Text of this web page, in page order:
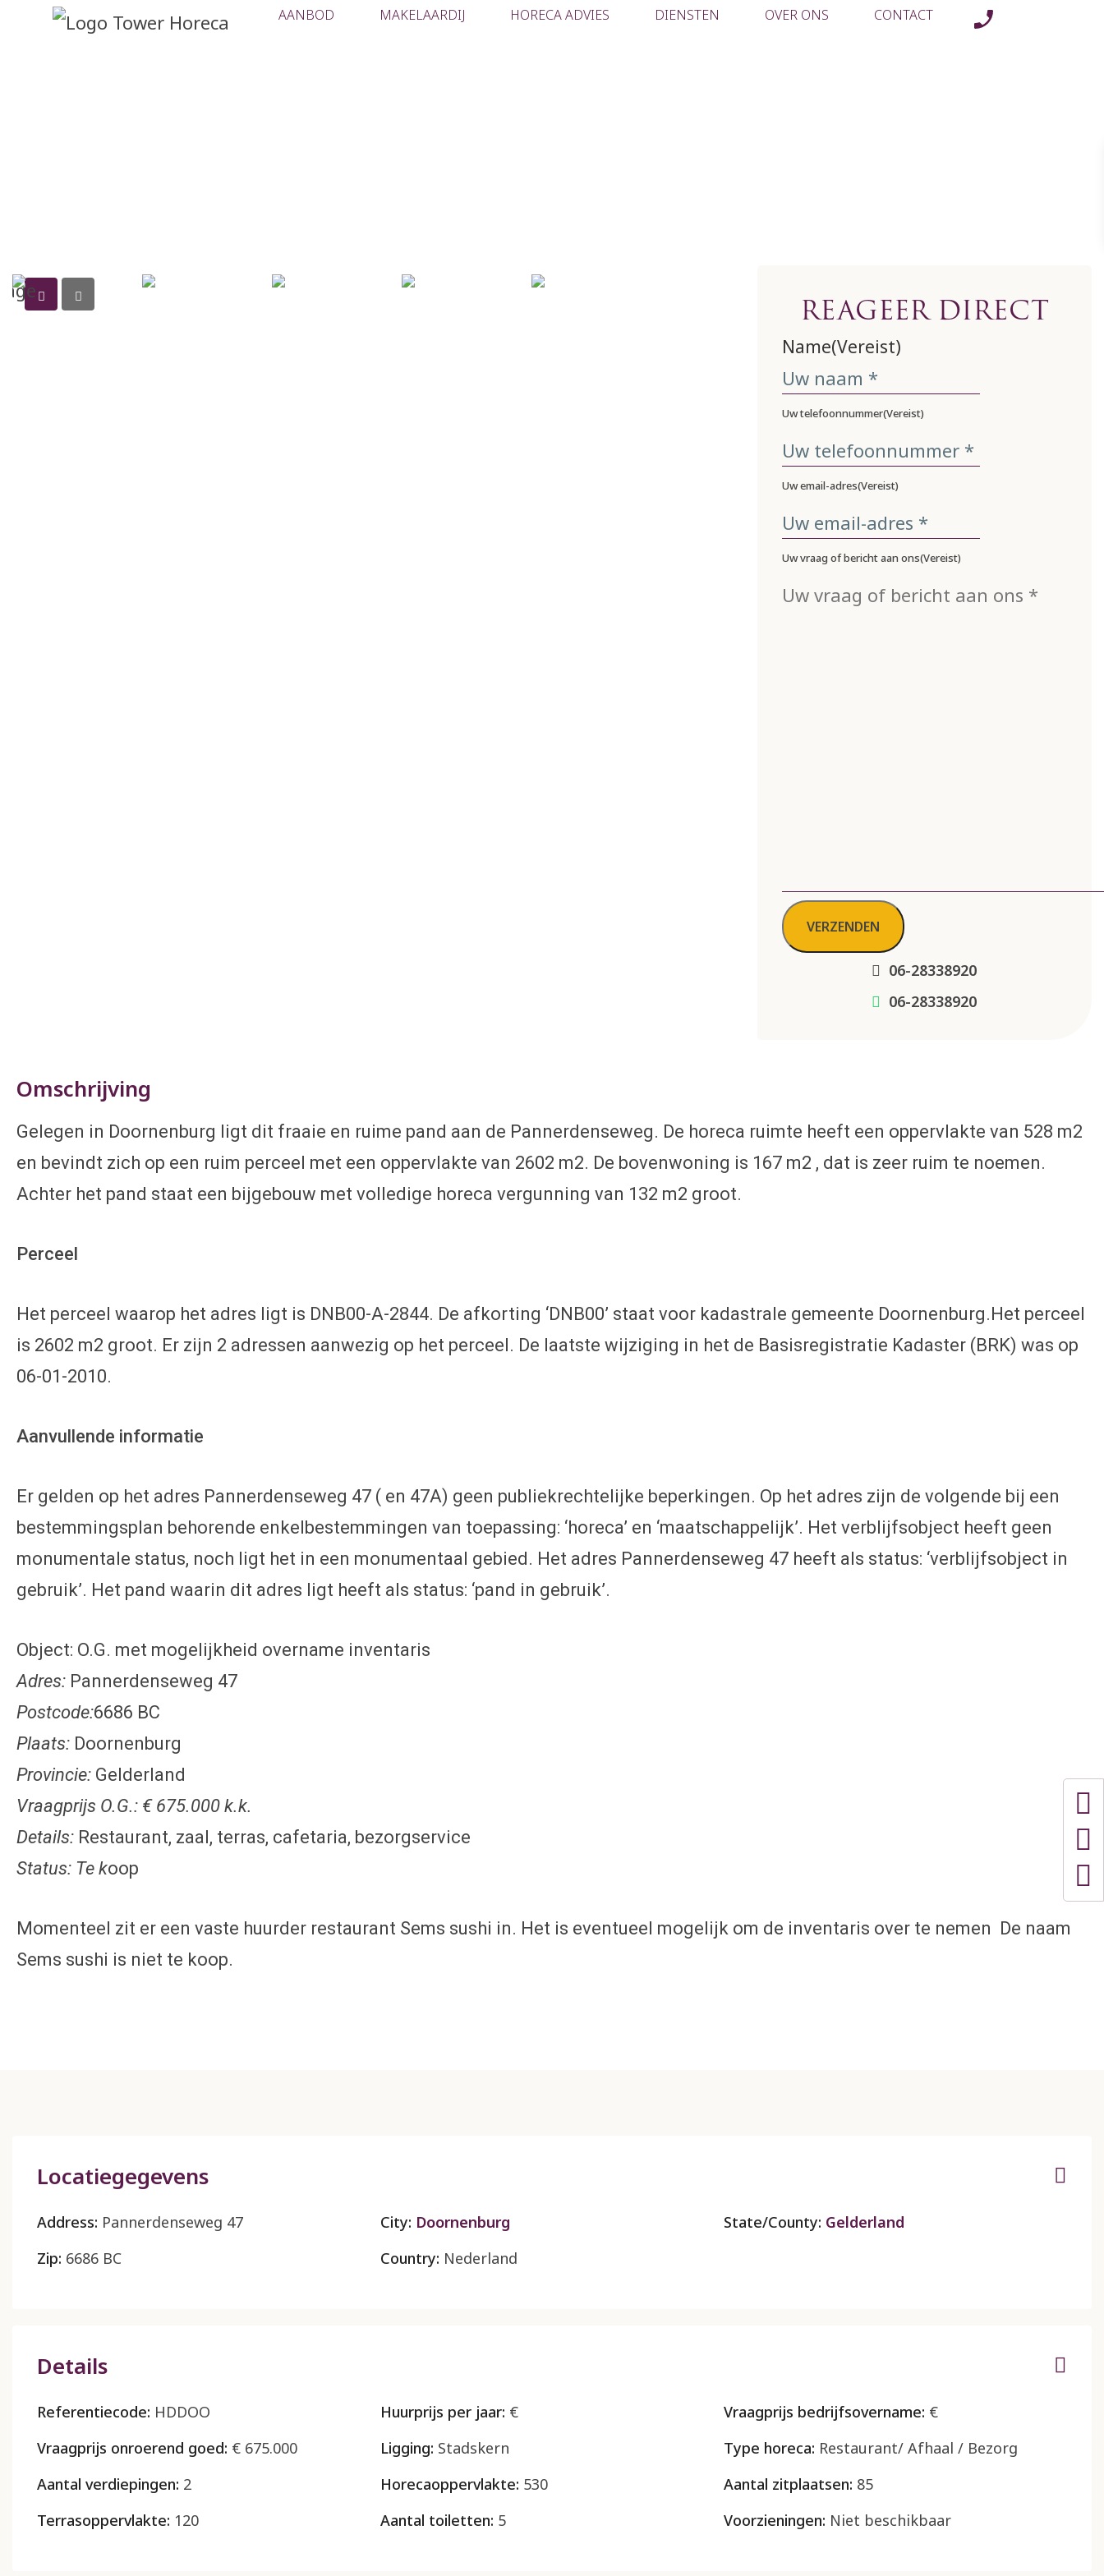
AANBOD MAKELAARDIJ HORECA ADVIES DIENSTEN OVER ONS CONTACT
REAGEER DIRECT
Name(Vereist)
Uw telefoonnummer(Vereist)
Uw email-adres(Vereist)
Uw vraag of bericht aan ons(Vereist)
VERZENDEN
06-28338920
06-28338920
Omschrijving
Gelegen in Doornenburg ligt dit fraaie en ruime pand aan de Pannerdenseweg. De horeca ruimte heeft een oppervlakte van 528 m2
en bevindt zich op een ruim perceel met een oppervlakte van 2602 m2. De bovenwoning is 167 m2 , dat is zeer ruim te noemen.
Achter het pand staat een bijgebouw met volledige horeca vergunning van 132 m2 groot.
Perceel
Het perceel waarop het adres ligt is DNB00-A-2844. De afkorting ‘DNB00’ staat voor kadastrale gemeente Doornenburg.Het perceel
is 2602 m2 groot. Er zijn 2 adressen aanwezig op het perceel. De laatste wijziging in het de Basisregistratie Kadaster (BRK) was op
06-01-2010.
Aanvullende informatie
Er gelden op het adres Pannerdenseweg 47 ( en 47A) geen publiekrechtelijke beperkingen. Op het adres zijn de volgende bij een
bestemmingsplan behorende enkelbestemmingen van toepassing: ‘horeca’ en ‘maatschappelijk’. Het verblijfsobject heeft geen
monumentale status, noch ligt het in een monumentaal gebied. Het adres Pannerdenseweg 47 heeft als status: ‘verblijfsobject in
gebruik’. Het pand waarin dit adres ligt heeft als status: ‘pand in gebruik’.
Object: O.G. met mogelijkheid overname inventaris
Adres: Pannerdenseweg 47
Postcode:6686 BC
Plaats: Doornenburg
Provincie: Gelderland
Vraagprijs O.G.: € 675.000 k.k.
Details: Restaurant, zaal, terras, cafetaria, bezorgservice
Status: Te koop
Momenteel zit er een vaste huurder restaurant Sems sushi in. Het is eventueel mogelijk om de inventaris over te nemen De naam
Sems sushi is niet te koop.
Locatiegegevens​
Address: Pannerdenseweg 47 City: Doornenburg State/County: Gelderland
Zip: 6686 BC Country: Nederland
Details
Referentiecode: HDDOO Huurprijs per jaar: € Vraagprijs bedrijfsovername: €
Vraagprijs onroerend goed: € 675.000 Ligging: Stadskern Type horeca: Restaurant/ Afhaal / Bezorg
Aantal verdiepingen: 2 Horecaoppervlakte: 530 Aantal zitplaatsen: 85
Terrasoppervlakte: 120 Aantal toiletten: 5 Voorzieningen: Niet beschikbaar